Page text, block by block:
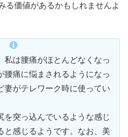
る価値があるかもしれませんよ
私は腰痛がほとんどなくなっ
腰痛に悩まされるようになっ
妻がテレワーク時に使ってい
を突っ込んでいるような感じ
と感じるようです。なお、美